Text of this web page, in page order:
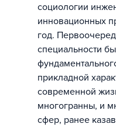
социологии
инновационных
год.
специальности
прикладной
современной
многогранны, и
сфер, ранее